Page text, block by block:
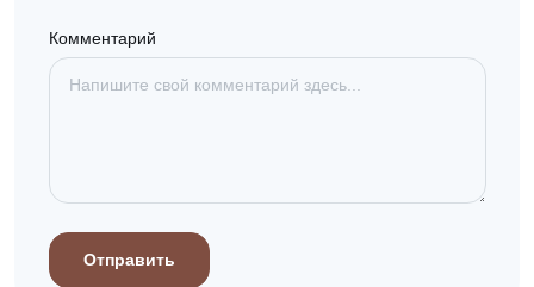
Комментарий
Отправить